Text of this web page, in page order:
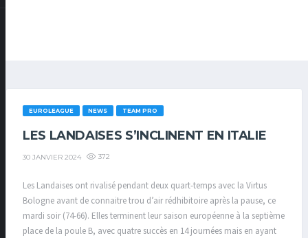
EUROLEAGUE NEWS TEAM PRO
LES LANDAISES S’INCLINENT EN ITALIE
30 JANVIER 2024 372
Les Landaises ont rivalisé pendant deux quart-temps avec la Virtus
Bologne avant de connaitre trou d’air rédhibitoire après la pause, ce
mardi soir (74-66). Elles terminent leur saison européenne à la septième
place de la poule B, avec quatre succès en 14 journées mais en ayant